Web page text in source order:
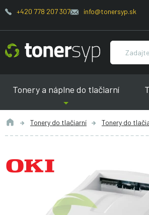
+420 778 207 307 info@tonersyp.sk
Tonery a náplne do tlačiarní
Tonery do tlačiarní Tonery do